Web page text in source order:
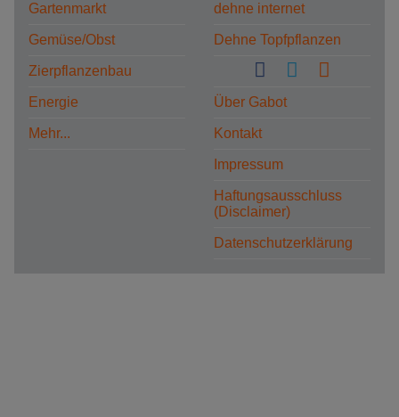
Gartenmarkt
Gemüse/Obst
Zierpflanzenbau
Energie
Mehr...
dehne internet
Dehne Topfpflanzen
Über Gabot
Kontakt
Impressum
Haftungsausschluss
(Disclaimer)
Datenschutzerklärung